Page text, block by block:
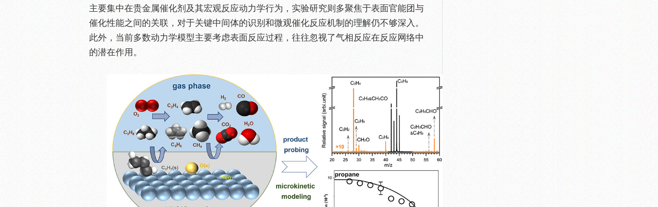
主要集中在贵金属催化剂及其宏观反应动力学行为，实验研究则多聚焦于表面官能团与
催化性能之间的关联，对于关键中间体的识别和微观催化反应机制的理解仍不够深入。
此外，当前多数动力学模型主要考虑表面反应过程，往往忽视了气相反应在反应网络中
的潜在作用。